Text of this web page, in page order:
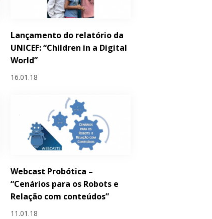
Lançamento do relatório da
UNICEF: “Children in a Digital
World”
16.01.18
Webcast Probótica –
“Cenários para os Robots e
Relação com conteúdos”
11.01.18